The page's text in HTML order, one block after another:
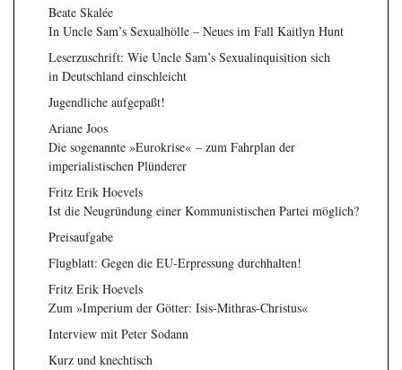
Beate Skalée
In Uncle Sam’s Sexualhölle – Neues im Fall Kaitlyn Hunt
Leserzuschrift: Wie Uncle Sam’s Sexualinquisition sich
in Deutschland einschleicht
Jugendliche aufgepaßt!
Ariane Joos
Die sogenannte »Eurokrise« – zum Fahrplan der
imperialistischen Plünderer
Fritz Erik Hoevels
Ist die Neugründung einer Kommunistischen Partei möglich?
Preisaufgabe
Flugblatt: Gegen die EU-Erpressung durchhalten!
Fritz Erik Hoevels
Zum »Imperium der Götter: Isis-Mithras-Christus«
Interview mit Peter Sodann
Kurz und knechtisch